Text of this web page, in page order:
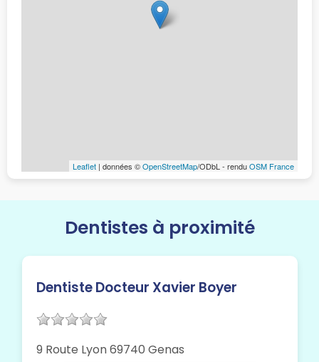
Leaflet | données ©OpenStreetMap/ODbL - renduOSM France
Dentistes à proximité
Dentiste Docteur Xavier Boyer
9 Route Lyon 69740 Genas